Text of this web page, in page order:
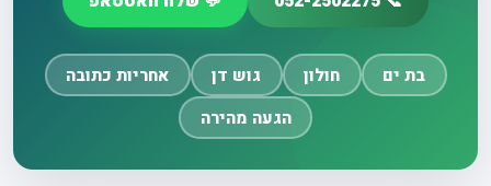
בת ים חולון גוש דן
אחריות כתובה
הגעה מהירה